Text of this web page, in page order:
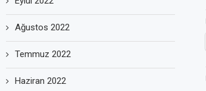
Ağustos 2022
Temmuz 2022
Haziran 2022